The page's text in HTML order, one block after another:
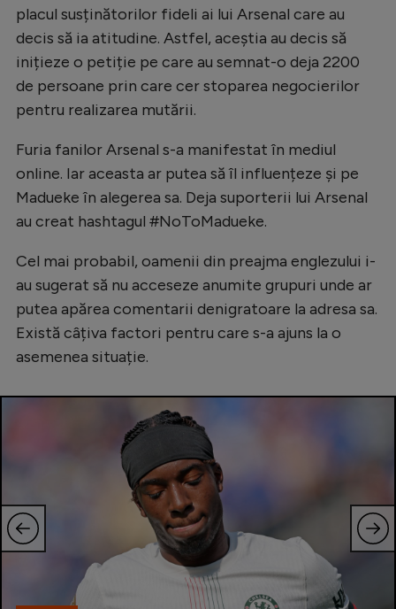
Handbal
Natație
Gimnastică
Auto
Rugby
Ciclism
Alte sporturi
JO 2026
Intră în cont
Creează cont
placul susținătorilor fideli ai lui Arsenal care au
decis să ia atitudine. Astfel, aceștia au decis să
inițieze o petiție pe care au semnat-o deja 2200
de persoane prin care cer stoparea negocierilor
pentru realizarea mutării.
Furia fanilor Arsenal s-a manifestat în mediul
online. Iar aceasta ar putea să îl influențeze și pe
Madueke în alegerea sa. Deja suporterii lui Arsenal
au creat hashtagul #NoToMadueke.
Cel mai probabil, oamenii din preajma englezului i-
au sugerat să nu acceseze anumite grupuri unde ar
putea apărea comentarii denigratoare la adresa sa.
Există câțiva factori pentru care s-a ajuns la o
asemenea situație.